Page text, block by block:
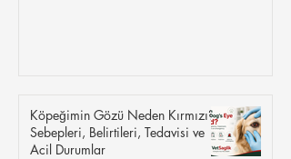
Köpeğimin Gözü Neden Kırmızı?
Sebepleri, Belirtileri, Tedavisi ve
Acil Durumlar